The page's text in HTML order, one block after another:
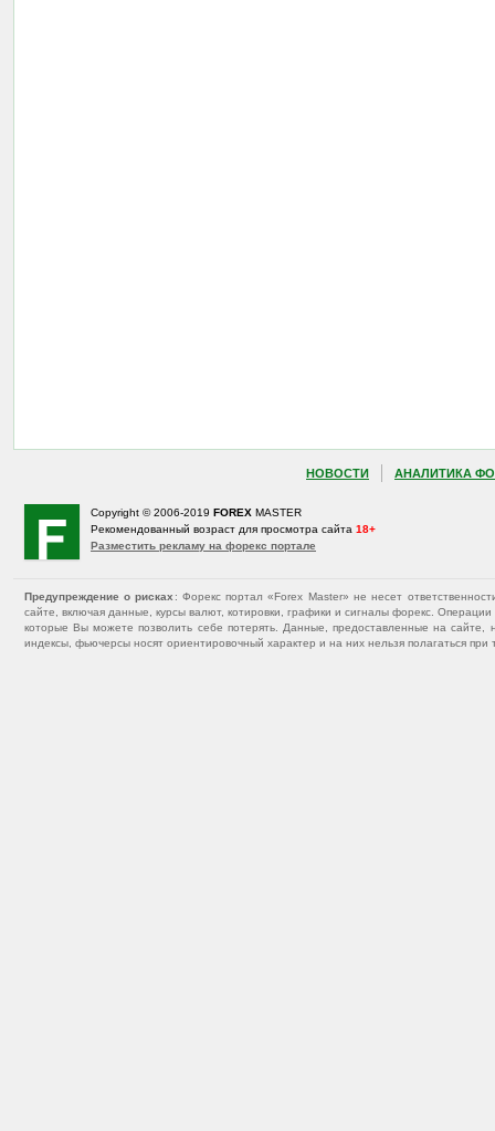
НОВОСТИ АНАЛИТИКА
Copyright © 2006-2019 FOREX MASTER
Рекомендованный возраст для просмотра сайта 18+
Разместить рекламу на форекс портале
Предупреждение о рисках : Форекс портал «Forex Master» не несет
сайте, включая данные, курсы валют, котировки, графики и сигналы форекс.
которые Вы можете позволить себе потерять. Данные, предоставленные на
индексы, фьючерсы носят ориентировочный характер и на них нельзя полагаться при